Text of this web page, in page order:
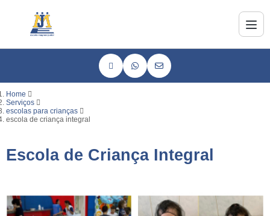
Home
Serviços
escolas para crianças
escola de criança integral
Escola de Criança Integral